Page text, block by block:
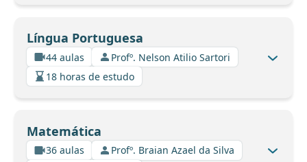
Língua Portuguesa
44 aulas
Profº. Nelson Atilio Sartori
18 horas de estudo
Matemática
36 aulas
Profº. Braian Azael da Silva